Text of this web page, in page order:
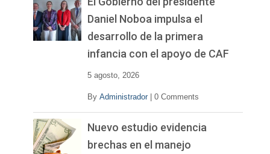
Daniel Noboa impulsa el
desarrollo de la primera
infancia con el apoyo de CAF
5 agosto, 2026
By Administrador 0 Comments
Nuevo estudio evidencia
brechas en el manejo